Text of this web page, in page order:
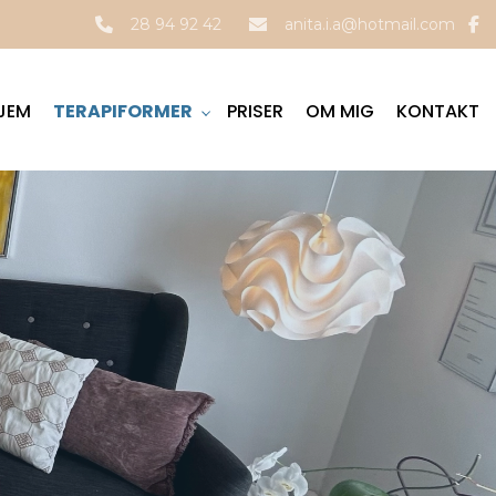
28 94 92 42 anita.i.a@hotmail.com
TERAPIFORMER PRISER OM MIG KONTAKT